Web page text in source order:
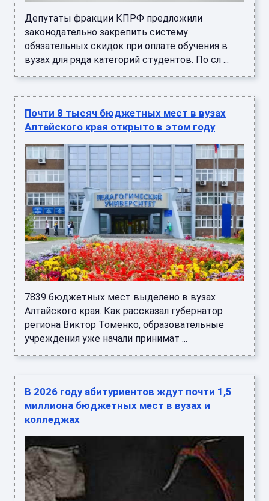
Депутаты фракции КПРФ предложили
законодательно закрепить систему
обязательных скидок при оплате обучения в
вузах для ряда категорий студентов. По сл ...
Почти 8 тысяч бюджетных мест в вузах
Алтайского края открыто в этом году
7839 бюджетных мест выделено в вузах
Алтайского края. Как рассказал губернатор
региона Виктор Томенко, образовательные
учреждения уже начали принимат ...
В 2026 году абитуриентов ждут почти 1,5
миллиона бюджетных мест в вузах и
колледжах